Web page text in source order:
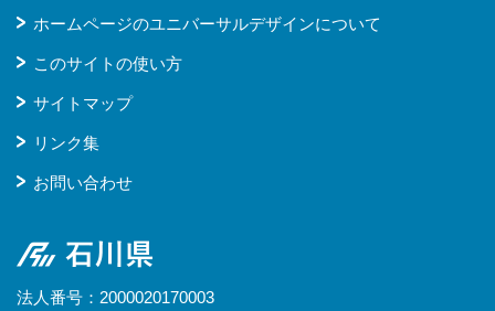
ホームページのユニバーサルデザインについて
このサイトの使い方
サイトマップ
リンク集
お問い合わせ
石川県
法人番号：2000020170003